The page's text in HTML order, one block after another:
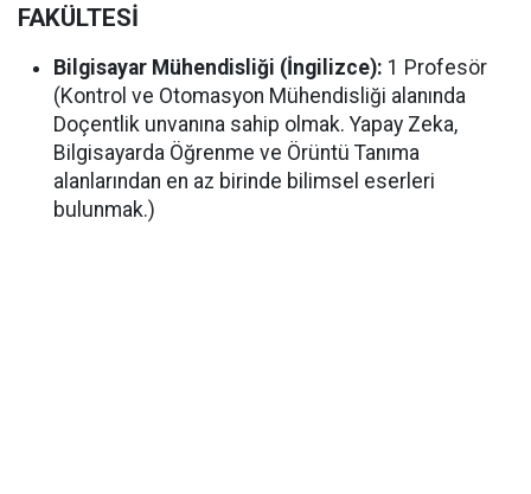
FAKÜLTESİ
Bilgisayar Mühendisliği (İngilizce): 1 Profesör
(Kontrol ve Otomasyon Mühendisliği alanında
Doçentlik unvanına sahip olmak. Yapay Zeka,
Bilgisayarda Öğrenme ve Örüntü Tanıma
alanlarından en az birinde bilimsel eserleri
bulunmak.)